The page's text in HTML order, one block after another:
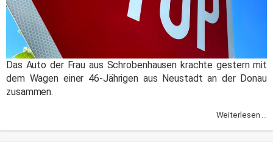
Das Auto der Frau aus Schrobenhausen krachte gestern mit
dem Wagen einer 46-Jährigen aus Neustadt an der Donau
zusammen.
Weiterlesen ...